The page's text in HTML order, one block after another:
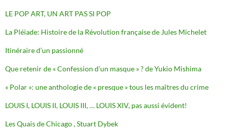
LE POP ART, UN ART PAS SI POP
La Pléiade: Histoire de la Révolution française de Jules Michelet
Itinéraire d’un passionné
Que retenir de « Confession d’un masque » ? de Yukio Mishima
« Polar »: une anthologie de « presque » tous les maîtres du crime
LOUIS I, LOUIS II, LOUIS III, … LOUIS XIV, pas aussi évident!
Les Quais de Chicago , Stuart Dybek